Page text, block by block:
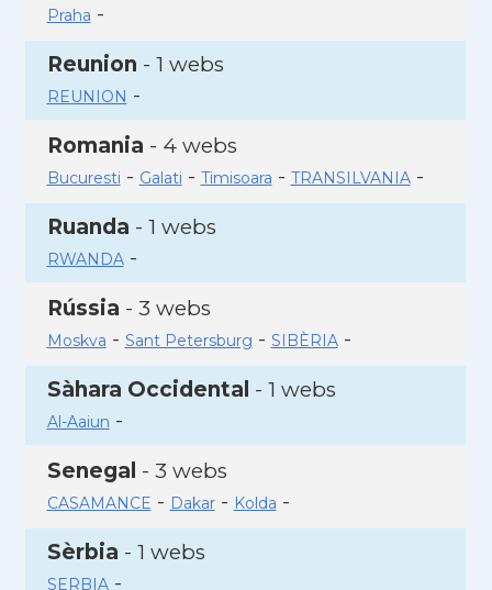
Praha -
Reunion - 1 webs
REUNION -
Romania - 4 webs
Bucuresti - Galati - Timisoara - TRANSILVANIA-
Ruanda - 1 webs
RWANDA-
Rússia - 3 webs
Moskva - Sant Petersburg - SIBÈRIA-
Sàhara Occidental - 1 webs
Al-Aaiun -
Senegal - 3 webs
CASAMANCE - Dakar- Kolda -
Sèrbia - 1 webs
SERBIA-